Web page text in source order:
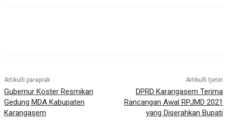
Artikulli paraprak
Gubernur Koster Resmikan
Gedung MDA Kabupaten
Karangasem
Artikulli tjetër
DPRD Karangasem Terima
Rancangan Awal RPJMD 2021
yang Diserahkan Bupati